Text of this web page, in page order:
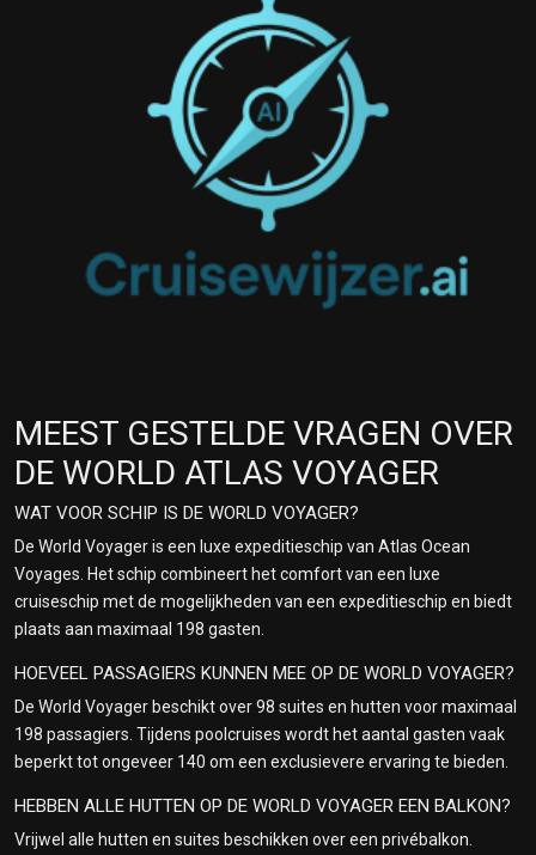
MEEST GESTELDE VRAGEN OVER
DE WORLD ATLAS VOYAGER
WAT VOOR SCHIP IS DE WORLD VOYAGER?
De World Voyager is een luxe expeditieschip van Atlas Ocean
Voyages. Het schip combineert het comfort van een luxe
cruiseschip met de mogelijkheden van een expeditieschip en biedt
plaats aan maximaal 198 gasten.
HOEVEEL PASSAGIERS KUNNEN MEE OP DE WORLD VOYAGER?
De World Voyager beschikt over 98 suites en hutten voor maximaal
198 passagiers. Tijdens poolcruises wordt het aantal gasten vaak
beperkt tot ongeveer 140 om een exclusievere ervaring te bieden.
HEBBEN ALLE HUTTEN OP DE WORLD VOYAGER EEN BALKON?
Vrijwel alle hutten en suites beschikken over een privébalkon.